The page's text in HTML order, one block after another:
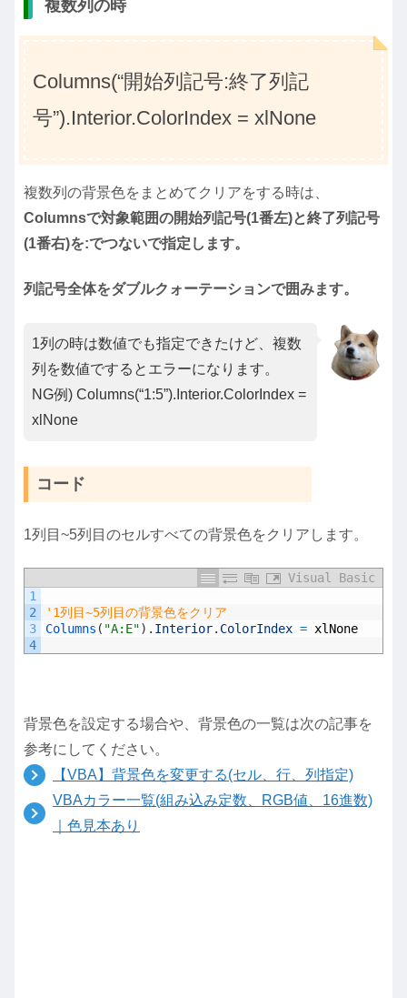
複数列の時
Columns(“開始列記号:終了列記
号”).Interior.ColorIndex = xlNone
複数列の背景色をまとめてクリアをする時は、
Columnsで対象範囲の開始列記号(1番左)と終了列記号
(1番右)を:でつないで指定します。
列記号全体をダブルクォーテーションで囲みます。
1列の時は数値でも指定できたけど、複数
列を数値でするとエラーになります。
NG例) Columns(“1:5”).Interior.ColorIndex =
xlNone
コード
1列目~5列目のセルすべての背景色をクリアします。
Visual Basic
1
2
3
4
'1列目~5列目の背景色をクリア
Columns ( "A:E") . Interior. ColorIndex = xlNone
背景色を設定する場合や、背景色の一覧は次の記事を
参考にしてください。
【VBA】背景色を変更する(セル、行、列指定)
VBAカラー一覧(組み込み定数、RGB値、16進数)
｜色見本あり